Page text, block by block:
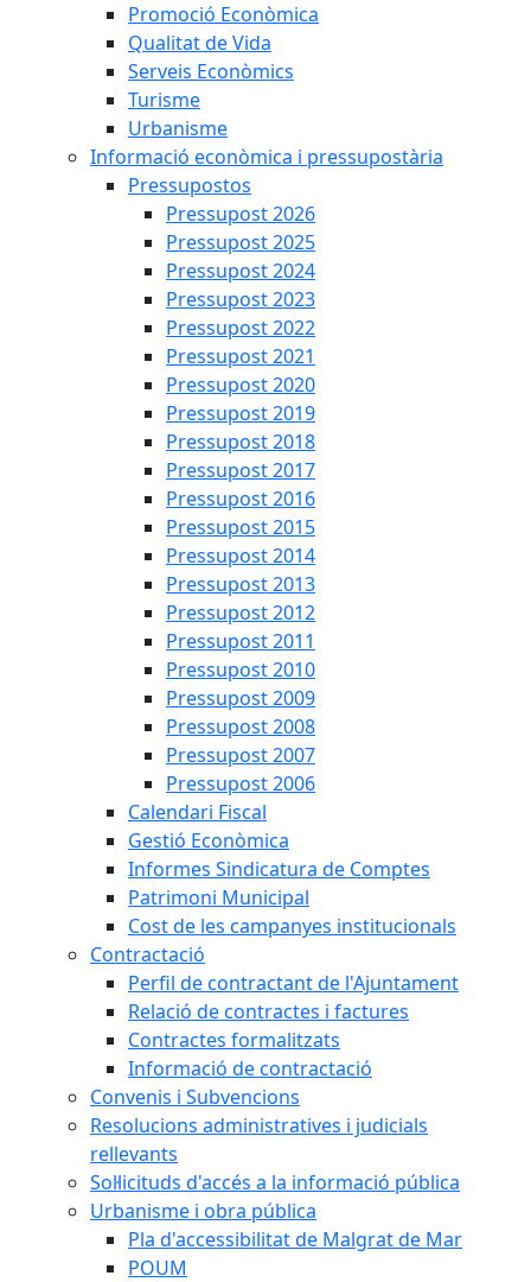
Promoció Econòmica
Qualitat de Vida
Serveis Econòmics
Turisme
Urbanisme
Informació econòmica i pressupostària
Pressupostos
Pressupost 2026
Pressupost 2025
Pressupost 2024
Pressupost 2023
Pressupost 2022
Pressupost 2021
Pressupost 2020
Pressupost 2019
Pressupost 2018
Pressupost 2017
Pressupost 2016
Pressupost 2015
Pressupost 2014
Pressupost 2013
Pressupost 2012
Pressupost 2011
Pressupost 2010
Pressupost 2009
Pressupost 2008
Pressupost 2007
Pressupost 2006
Calendari Fiscal
Gestió Econòmica
Informes Sindicatura de Comptes
Patrimoni Municipal
Cost de les campanyes institucionals
Contractació
Perfil de contractant de l'Ajuntament
Relació de contractes i factures
Contractes formalitzats
Informació de contractació
Convenis i Subvencions
Resolucions administratives i judicials
rellevants
Sol·licituds d'accés a la informació pública
Urbanisme i obra pública
Pla d'accessibilitat de Malgrat de Mar
POUM